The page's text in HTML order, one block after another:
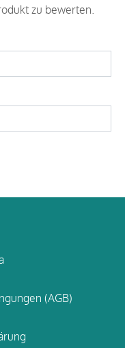
zu bewerten.
(AGB)